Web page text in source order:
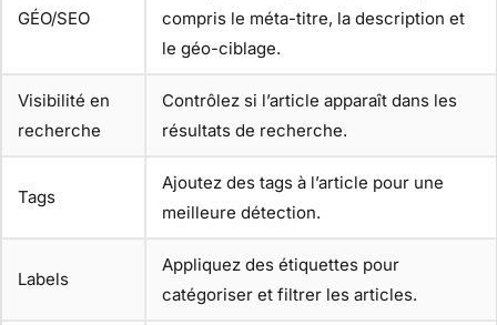
GÉO/SEO
compris le méta-titre, la description et
le géo-ciblage.
Visibilité en
recherche
Contrôlez si l’article apparaît dans les
résultats de recherche.
Tags
Ajoutez des tags à l’article pour une
meilleure détection.
Labels
Appliquez des étiquettes pour
catégoriser et filtrer les articles.